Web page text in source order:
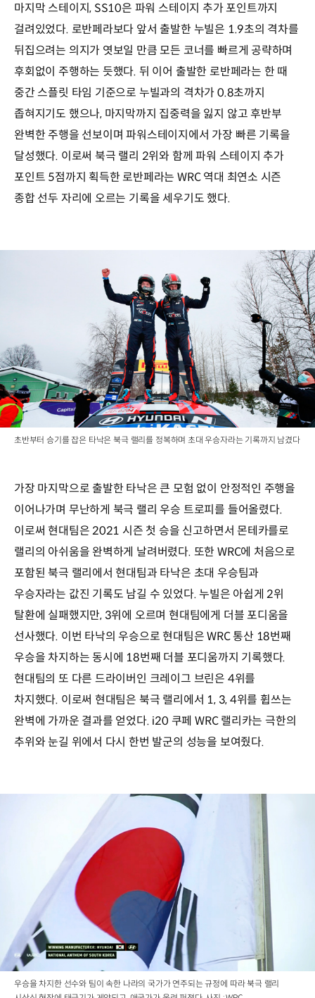
마지막 스테이지, SS10은 파워 스테이지 추가 포인트까지
걸려있었다. 로반페라보다 앞서 출발한 누빌은 1.9초의 격차를
뒤집으려는 의지가 엿보일 만큼 모든 코너를 빠르게 공략하며
후회없이 주행하는 듯했다. 뒤 이어 출발한 로반페라는 한 때
중간 스플릿 타임 기준으로 누빌과의 격차가 0.8초까지
좁혀지기도 했으나, 마지막까지 집중력을 잃지 않고 후반부
완벽한 주행을 선보이며 파워스테이지에서 가장 빠른 기록을
달성했다. 이로써 북극 랠리 2위와 함께 파워 스테이지 추가
포인트 5점까지 획득한 로반페라는 WRC 역대 최연소 시즌
종합 선두 자리에 오르는 기록을 세우기도 했다.
초반부터 승기를 잡은 타낙은 북극 랠리를 정복하며 초대 우승자라는 기록까지 남겼다
가장 마지막으로 출발한 타낙은 큰 모험 없이 안정적인 주행을
이어나가며 무난하게 북극 랠리 우승 트로피를 들어올렸다.
이로써 현대팀은 2021 시즌 첫 승을 신고하면서 몬테카를로
랠리의 아쉬움을 완벽하게 날려버렸다. 또한 WRC에 처음으로
포함된 북극 랠리에서 현대팀과 타낙은 초대 우승팀과
우승자라는 값진 기록도 남길 수 있었다. 누빌은 아쉽게 2위
탈환에 실패했지만, 3위에 오르며 현대팀에게 더블 포디움을
선사했다. 이번 타낙의 우승으로 현대팀은 WRC 통산 18번째
우승을 차지하는 동시에 18번째 더블 포디움까지 기록했다.
현대팀의 또 다른 드라이버인 크레이그 브린은 4위를
차지했다. 이로써 현대팀은 북극 랠리에서 1, 3, 4위를 휩쓰는
완벽에 가까운 결과를 얻었다. i20 쿠페 WRC 랠리카는 극한의
추위와 눈길 위에서 다시 한번 발군의 성능을 보여줬다.
우승을 차지한 선수와 팀이 속한 나라의 국가가 연주되는 규정에 따라 북극 랠리